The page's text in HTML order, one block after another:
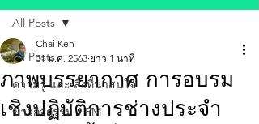
All Posts
ความรู้ และ สิ่งที่น่าสนใจ
ข่าวกิจกรรม JIPM
All Posts
ภาพบรรยากาศ การอบรม
เชิงปฏิบัติการช่างประจำ
Chai Ken
31 ม.ค. 2563 ยาว 1 นาที